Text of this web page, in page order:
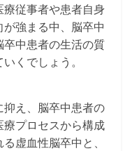
従事者や患者自身
強まる中、脳卒中
中患者の生活の質
くでしょう。
え、脳卒中患者の
プロセスから構成
虚血性脳卒中と、